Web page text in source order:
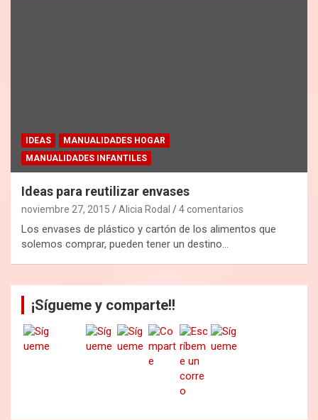
IDEAS
MANUALIDADES HOGAR
MANUALIDADES INFANTILES
Ideas para reutilizar envases
noviembre 27, 2015 Alicia Rodal 4 comentarios
Los envases de plástico y cartón de los alimentos que
solemos comprar, pueden tener un destino…
¡Sígueme y comparte!!